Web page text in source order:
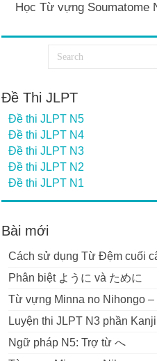
Học Từ vựng Soumatome
Đề Thi JLPT
Đề thi JLPT N5
Đề thi JLPT N4
Đề thi JLPT N3
Đề thi JLPT N2
Đề thi JLPT N1
Bài mới
Cách sử dụng Từ Đệm cuối
Phân biệt ように và ために
Từ vựng Minna no Nihongo –
Luyện thi JLPT N3 phần
Ngữ pháp N5: Trợ từ へ